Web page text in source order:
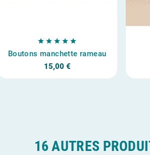
    
Boutons manchette rameau
15,00 €
16 AUTRES